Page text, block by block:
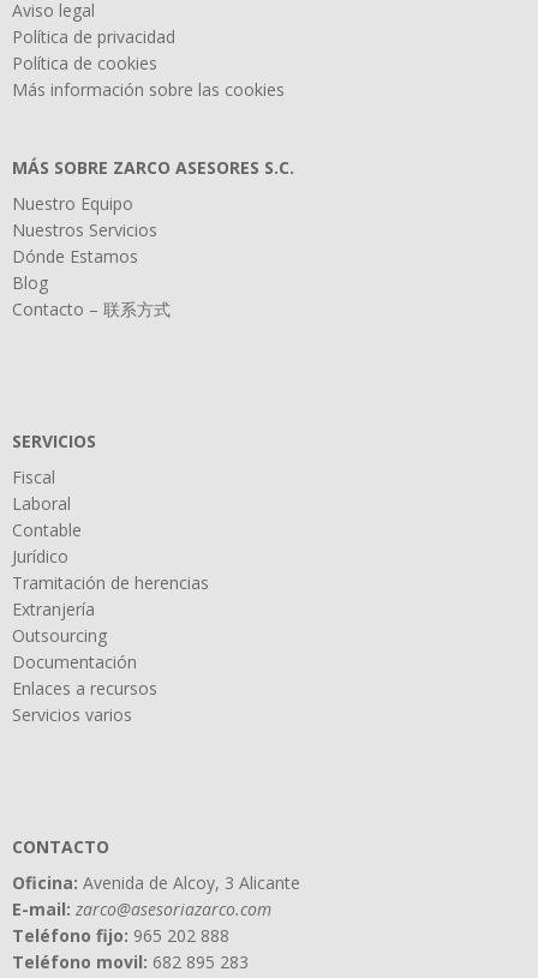
Aviso legal
Política de privacidad
Política de cookies
Más información sobre las cookies
MÁS SOBRE ZARCO ASESORES S.C.
Nuestro Equipo
Nuestros Servicios
Dónde Estamos
Blog
Contacto – 联系方式
SERVICIOS
Fiscal
Laboral
Contable
Jurídico
Tramitación de herencias
Extranjería
Outsourcing
Documentación
Enlaces a recursos
Servicios varios
CONTACTO
Oficina: Avenida de Alcoy, 3 Alicante
E-mail: zarco@asesoriazarco.com
Teléfono fijo: 965 202 888
Teléfono movil: 682 895 283